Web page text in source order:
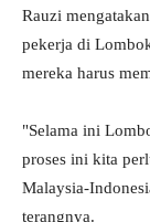
Rauzi
pekerja di
mereka harus
"Selama ini
proses ini kita
Malaysia-
terangnya.